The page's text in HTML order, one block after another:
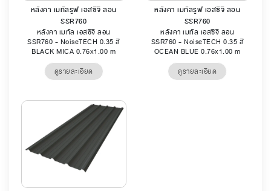
หลังคา เมทัลรูฟ เอสซีจี ลอน
SSR760
หลังคา เมทัล เอสซีจี ลอน
SSR760 - NoiseTECH 0.35 สี
BLACK MICA 0.76x1.00 m
ดูรายละเอียด
หลังคา เมทัลรูฟ เอสซีจี ลอน
SSR760
หลังคา เมทัล เอสซีจี ลอน
SSR760 - NoiseTECH 0.35 สี
OCEAN BLUE 0.76x1.00 m
ดูรายละเอียด